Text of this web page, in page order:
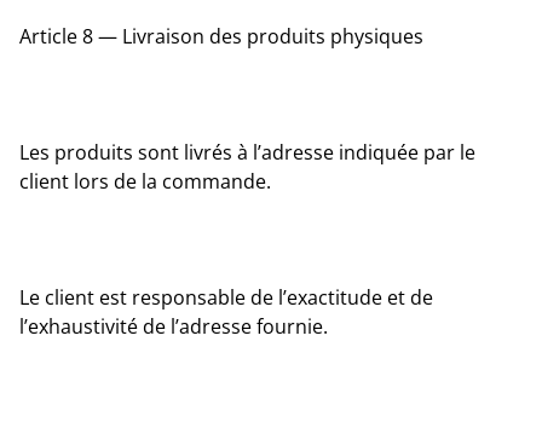
Article 8 — Livraison des produits physiques
Les produits sont livrés à l’adresse indiquée par le
client lors de la commande.
Le client est responsable de l’exactitude et de
l’exhaustivité de l’adresse fournie.